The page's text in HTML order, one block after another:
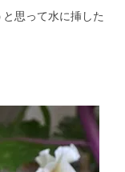
思って水に挿した